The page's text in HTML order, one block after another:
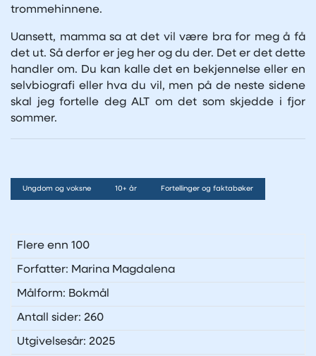
trommehinnene.
Uansett, mamma sa at det vil være bra for meg å få
det ut. Så derfor er jeg her og du der. Det er det dette
handler om. Du kan kalle det en bekjennelse eller en
selvbiografi eller hva du vil, men på de neste sidene
skal jeg fortelle deg ALT om det som skjedde i fjor
sommer.
Ungdom og voksne 10+ år Fortellinger og faktabøker
Flere enn 100
Forfatter: Marina Magdalena
Målform: Bokmål
Antall sider: 260
Utgivelsesår: 2025